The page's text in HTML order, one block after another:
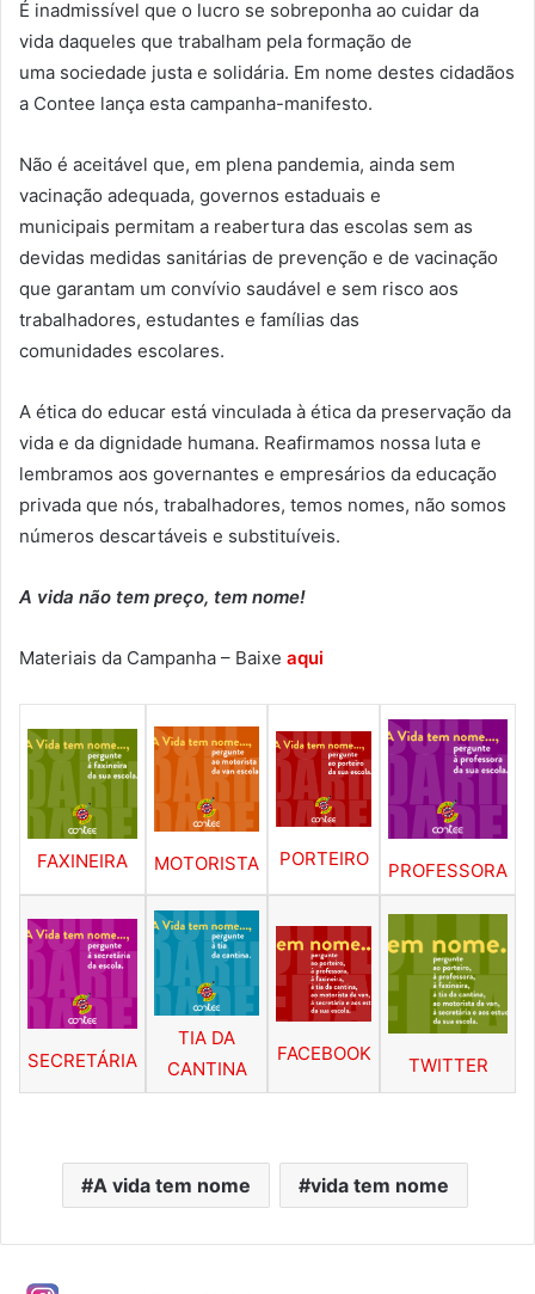
É inadmissível que o lucro se sobreponha ao cuidar da
vida daqueles que trabalham pela formação de
uma sociedade justa e solidária. Em nome destes cidadãos
a Contee lança esta campanha-manifesto.
Não é aceitável que, em plena pandemia, ainda sem
vacinação adequada, governos estaduais e
municipais permitam a reabertura das escolas sem as
devidas medidas sanitárias de prevenção e de vacinação
que garantam um convívio saudável e sem risco aos
trabalhadores, estudantes e famílias das
comunidades escolares.
A ética do educar está vinculada à ética da preservação da
vida e da dignidade humana. Reafirmamos nossa luta e
lembramos aos governantes e empresários da educação
privada que nós, trabalhadores, temos nomes, não somos
números descartáveis e substituíveis.
A vida não tem preço, tem nome!
Materiais da Campanha – Baixe aqui
FAXINEIRA MOTORISTA PORTEIRO
PROFESSORA
SECRETÁRIA
TIA DA
CANTINA
FACEBOOK
TWITTER
A vida tem nome vida tem nome